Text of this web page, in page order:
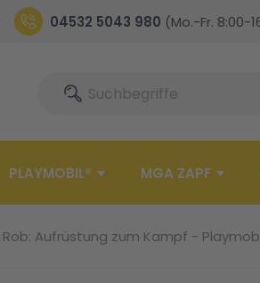
04532 5043 980 (Mo.-Fr. 8:00-
SucheSuche
PLAYMOBIL® MGA ZAPF
Rob: Aufrüstung zum Kampf -